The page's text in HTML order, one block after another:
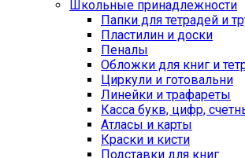
Школьные принадлежности
Папки для тетрадей и
Пластилин и доски
Пеналы
Обложки для книг и
Циркули и готовальни
Линейки и трафареты
Касса букв, цифр,
Атласы и карты
Краски и кисти
Подставки для книг